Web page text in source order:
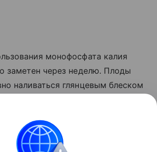
монофосфата калия
заметен через неделю. Плоды
наливаться глянцевым блеском
чтобы дать урожайю
вызреть.